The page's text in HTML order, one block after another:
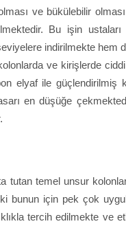
ve bükülebilir
Bu işin
indirilmekte hem
ve kirişlerde
elyaf ile
en düşüğe
tutan temel unsur
bunun için pek çok
tercih edilmekte ve